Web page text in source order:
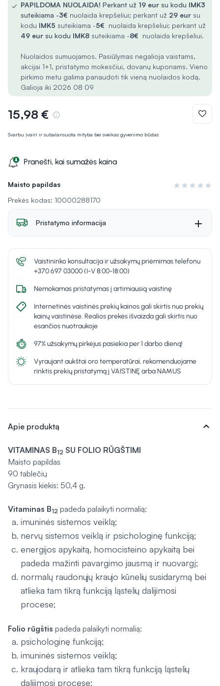
Maisto papildas
Įvertinimas 0
Prekės kodas: 10000288170
Svarbu įvairi ir subalansuota mityba bei sveikas gyvenimo būdas
✓ PAPILDOMA NUOLAIDA! Perkant už 19 eur su kodu IMK3
suteikiama -3€ nuolaida krepšeliui; perkant už 29 eur su
kodu IMK5 suteikiama -5€ nuolaida krepšeliui; perkant už
49 eur su kodu IMK8 suteikiama -8€ nuolaida krepšeliui.
Nuolaidos sumuojamos. Pasiūlymas negalioja vaistams,
akcijai 1+1, pristatymo mokesčiui, dovanų kuponams. Vieno
pirkimo metu galima panaudoti tik vieną nuolaidos kodą.
Galioja iki 2026 08 09
15,98 €
Pranešti, kai sumažės kaina
Pristatymo informacija
Vaistininko konsultacija ir užsakymų priėmimas telefonu
+370 697 03000 (I-V 8:00-18:00)
Nemokamas pristatymas į artimiausią vaistinę
Internetinės vaistinės prekių kainos gali skirtis nuo prekių
kainų vaistinėse. Realios prekės išvaizda gali skirtis nuo
esančios nuotraukoje
97% užsakymų pirkėjus pasiekia per 1 darbo dieną!
Vyraujant aukštai oro temperatūrai, rekomenduojame
rinktis prekių pristatymą į VAISTINĘ arba NAMUS
Apie produktą expand_more
VITAMINAS B12 SU FOLIO RŪGŠTIMI
Maisto papildas
90 tablečių
Grynasis kiekis: 50,4 g.
Vitaminas B12 padeda palaikyti normalią:
imuninės sistemos veiklą;
nervų sistemos veiklą ir psichologinę funkciją;
energijos apykaitą, homocisteino apykaitą bei
padeda mažinti pavargimo jausmą ir nuovargį;
normalų raudonųjų kraujo kūnelių susidarymą bei
atlieka tam tikrą funkciją ląstelių dalijimosi
procese;
Folio rūgštis padeda palaikyti normalią:
psichologinę funkciją;
imuninės sistemos veiklą;
kraujodarą ir atlieka tam tikrą funkciją ląstelių
dalijimosi procese;